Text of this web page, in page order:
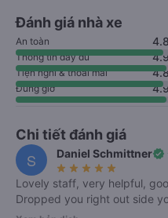
Đánh giá nhà xe
An toàn 4.8
Thông tin đầy đủ 4.9
Tiện nghi & thoải mái 4.8
Đúng giờ 4.9
Chi tiết đánh giá
S Daniel Schmittnerverified
star_rate star_rate star_rate star_rate star_rate
Lovely staff, very helpful,
Dropped you right out side